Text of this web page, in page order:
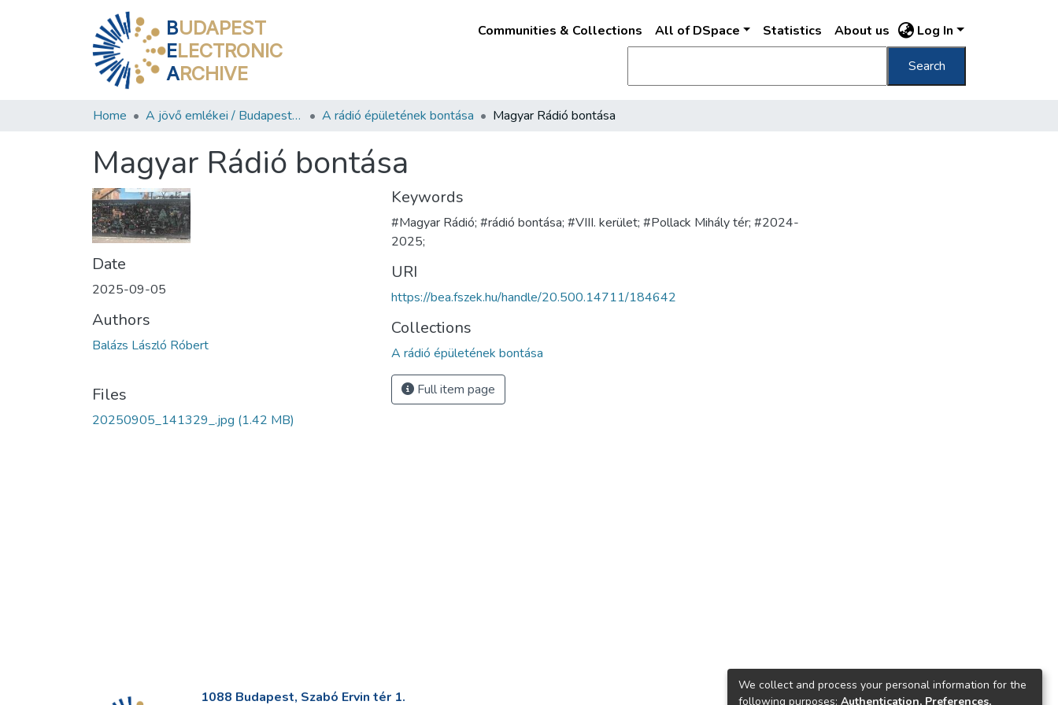
BUDAPEST
ELECTRONIC
ARCHIVE
Communities & Collections All of DSpace Statistics About us Log In
Search
Home A jövő emlékei / Budapest ma A rádió épületének bontása Magyar Rádió bontása
Magyar Rádió bontása
Date
2025-09-05
Authors
Balázs László Róbert
Files
20250905_141329_.jpg (1.42 MB)
Keywords
#Magyar Rádió; #rádió bontása; #VIII. kerület; #Pollack Mihály tér; #2024-
2025;
URI
https://bea.fszek.hu/handle/20.500.14711/184642
Collections
A rádió épületének bontása
Full item page
1088 Budapest, Szabó Ervin tér 1.
We collect and process your personal information for the
following purposes: Authentication, Preferences,